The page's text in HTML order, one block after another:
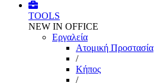
TOOLS
NEW IN OFFICE
Εργαλεία
Aτομική Προστασία
/
Kήπος
/